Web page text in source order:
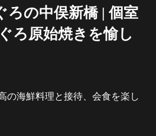
ろの中俣新橋 | 個室
ろ原始焼きを愉し
の海鮮料理と接待、会食を楽し